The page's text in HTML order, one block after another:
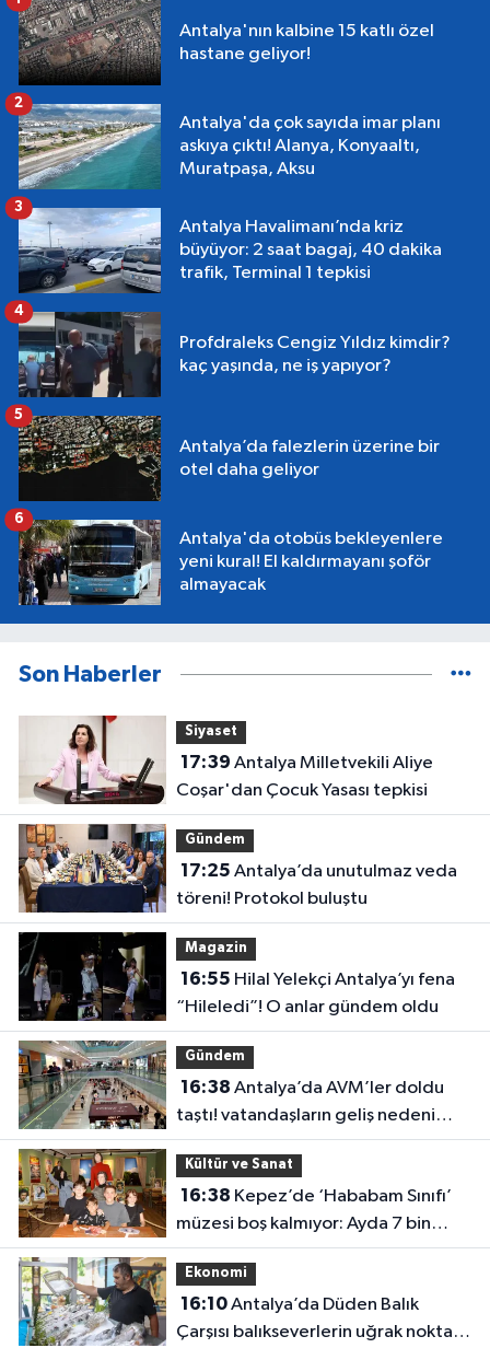
Antalya'nın kalbine 15 katlı özel
hastane geliyor!
Antalya'da çok sayıda imar planı
askıya çıktı! Alanya, Konyaaltı,
Muratpaşa, Aksu
2
Antalya Havalimanı’nda kriz
büyüyor: 2 saat bagaj, 40 dakika
trafik, Terminal 1 tepkisi
3
Profdraleks Cengiz Yıldız kimdir?
kaç yaşında, ne iş yapıyor?
4
Antalya’da falezlerin üzerine bir
otel daha geliyor
5
Antalya'da otobüs bekleyenlere
yeni kural! El kaldırmayanı şoför
almayacak
6
Son Haberler
Siyaset
17:39
Coşar'dan Çocuk Yasası tepkisi
Gündem
17:25
töreni! Protokol buluştu
Magazin
16:55
“Hileledi”! O anlar gündem oldu
Gündem
16:38
taştı! vatandaşların geliş nedeni
farklı çıktı
Kültür ve Sanat
16:38
müzesi boş kalmıyor: Ayda 7 bin
ziyaretçi
Ekonomi
16:10Antalya’da Düden Balık
Çarşısı balıkseverlerin uğrak noktası